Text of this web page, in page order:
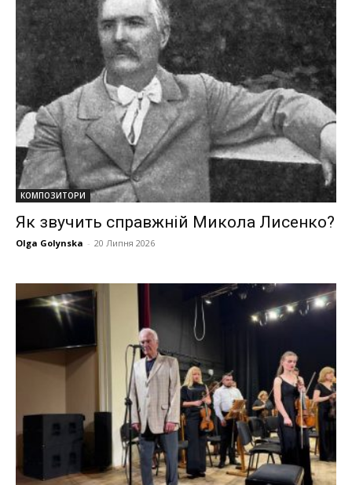
КОМПОЗИТОРИ
Як звучить справжній Микола Лисенко?
Olga Golynska - 20 Липня 2026